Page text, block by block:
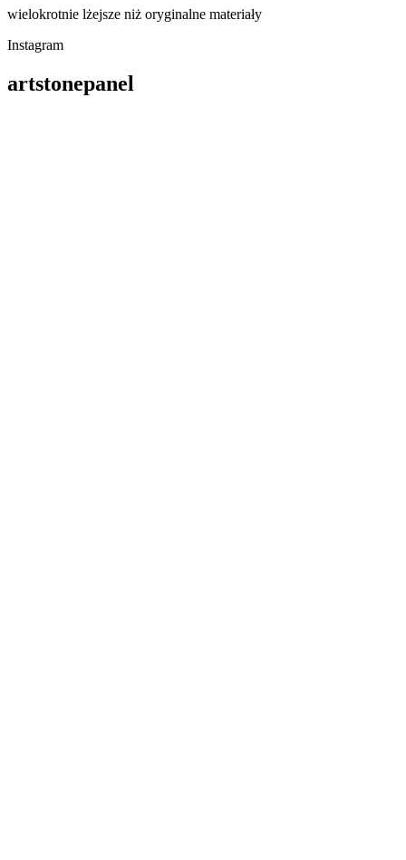
wielokrotnie lżejsze niż oryginalne materiały
Instagram
artstonepanel